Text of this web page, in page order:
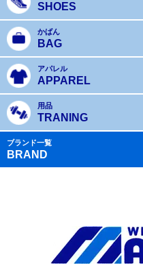
SHOES
かばん
BAG
アパレル
APPAREL
用品
TRANING
ブランド一覧
BRAND